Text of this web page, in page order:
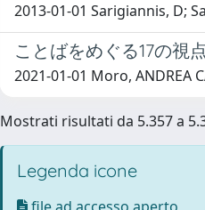
2013-01-01 Sarigiannis, D;
ことばをめぐる17の視
2021-01-01 Moro, ANDREA
Mostrati risultati da 5.357 a
Legenda icone